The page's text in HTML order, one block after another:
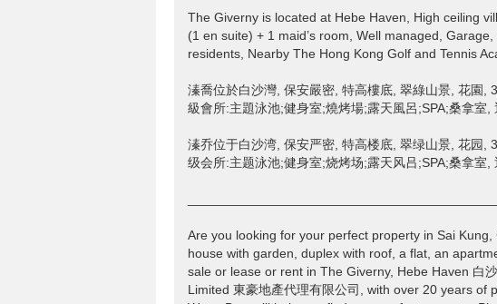
The Giverny is located at Hebe Haven, High ceiling
(1 en suite) + 1 maid’s room, Well managed,
residents, Nearby The Hong Kong Golf and Tennis
溱喬位於白沙灣, 保安嚴密, 特高樓底, 翠綠山景, 花園,
級會所:主題泳池;健身室;燒烤場;露天風呂;SPA;桑拿室,
溱乔位于白沙湾, 保安严密, 特高楼底, 翠绿山景, 花园,
级会所:主题泳池;健身室;烧烤场;露天风吕;SPA;桑拿室,
Are you looking for your perfect property in Sai
house with garden, duplex with roof, a flat, an
sale or lease or rent in The Giverny, Hebe Haven 白
Limited 東豪地產代理有限公司, with over 20 years of